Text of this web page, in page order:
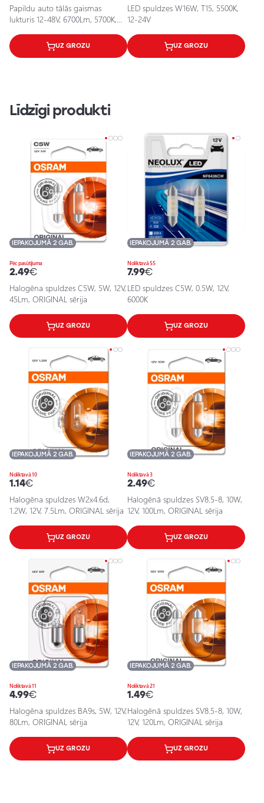
Papildu auto tālās gaismas
lukturis 12-48V, 6700Lm, 5700K,
UZ GROZU
LED spuldzes W16W, T15, 5500K,
12-24V
UZ GROZU
Līdzīgi produkti
Pēc pasūtījuma
IEPAKOJUMĀ 2 GAB.
2.49€
Halogēna spuldzes C5W, 5W, 12V,
45Lm, ORIGINAL sērija
UZ GROZU
Noliktavā 55
IEPAKOJUMĀ 2 GAB.
7.99€
LED spuldzes C5W, 0.5W, 12V,
6000K
UZ GROZU
Noliktavā 10
IEPAKOJUMĀ 2 GAB.
1.14€
Halogēna spuldzes W2x4.6d,
1.2W, 12V, 7.5Lm, ORIGINAL sērija
UZ GROZU
Noliktavā 3
IEPAKOJUMĀ 2 GAB.
2.49€
Halogēnā spuldzes SV8.5-8, 10W,
12V, 100Lm, ORIGINAL sērija
UZ GROZU
Noliktavā 11
IEPAKOJUMĀ 2 GAB.
4.99€
Halogēna spuldzes BA9s, 5W, 12V,
80Lm, ORIGINAL sērija
UZ GROZU
Noliktavā 21
IEPAKOJUMĀ 2 GAB.
1.49€
Halogēnā spuldzes SV8.5-8, 10W,
12V, 120Lm, ORIGINAL sērija
UZ GROZU